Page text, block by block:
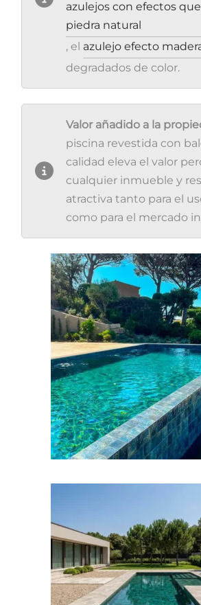
azulejos con efectos
piedra natural
, el azulejo efecto
degradados de color.
Valor añadido a la
piscina revestida con
calidad eleva el valor
cualquier inmueble y
atractiva tanto para el
como para el mercado